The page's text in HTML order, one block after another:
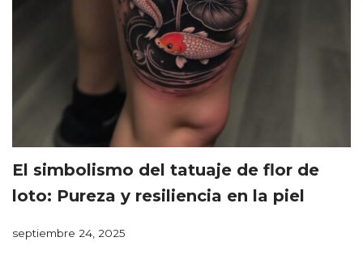
El simbolismo del tatuaje de flor de
loto: Pureza y resiliencia en la piel
septiembre 24, 2025